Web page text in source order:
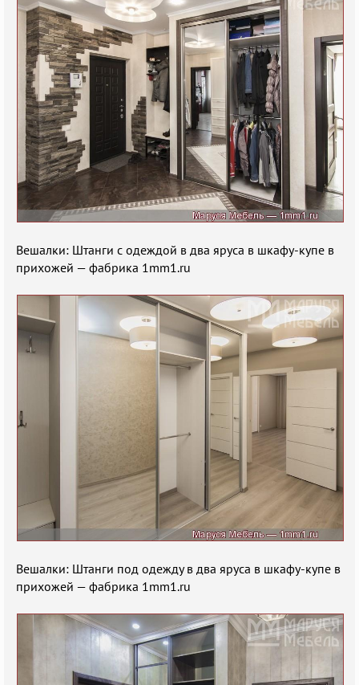
Вешалки: Штанги с одеждой в два яруса в шкафу-купе в
прихожей — фабрика 1mm1.ru
Вешалки: Штанги под одежду в два яруса в шкафу-купе в
прихожей — фабрика 1mm1.ru